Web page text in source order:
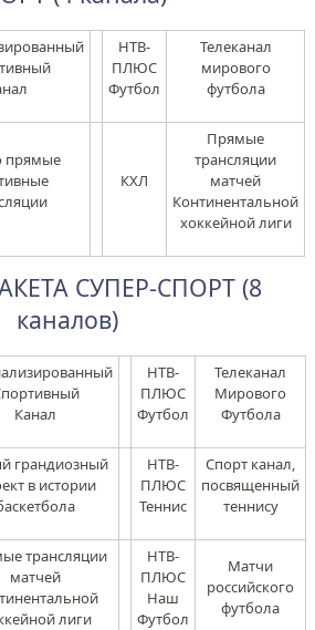
НТВ-
ПЛЮС
Футбол
Телеканал
мирового
футбола
прямые
КХЛ
Прямые
трансляции
матчей
Континентальной
хоккейной лиги
СУПЕР-СПОРТ (8
каналов)
Канал
НТВ-
ПЛЮС
Футбол
Телеканал
Мирового
Футбола
грандиозный
в истории
НТВ-
ПЛЮС
Теннис
Спорт канал,
посвященный
теннису
трансляции
матчей
лиги
НТВ-
ПЛЮС
Наш
Футбол
Матчи
российского
футбола